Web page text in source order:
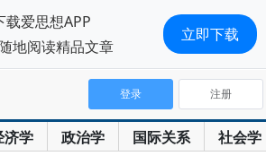
济学 政治学 国际关系 社会学
登录 注册
载爱思想APP
地阅读精品文章
立即下载